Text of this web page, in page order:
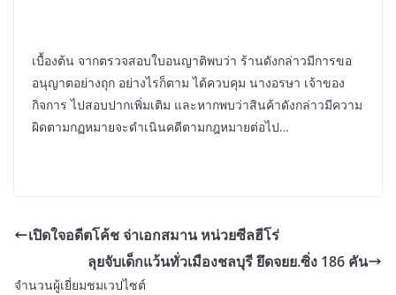
เบื้องต้น จากตรวจสอบใบอนญาติพบว่า ร้านดังกล่าวมีการขอ
อนุญาตอย่างถุก อย่างไรก็ตาม ได้ควบคุม นางอรษา เจ้าของ
กิจการ ไปสอบปากเพิ่มเติม และหากพบว่าสินค้าดังกล่าวมีความ
ผิดตามกฏหมายจะดำเนินคดีตามกฎหมายต่อไป…
เปิดใจอดีตโค้ช จ่าเอกสมาน หน่วยซีลฮีโร่
ลุยจับเด็กแว้นทั่วเมืองชลบุรี ยึดจยย.ซิ่ง 186 คัน
จำนวนผู้เยี่ยมชมเวปไซต์